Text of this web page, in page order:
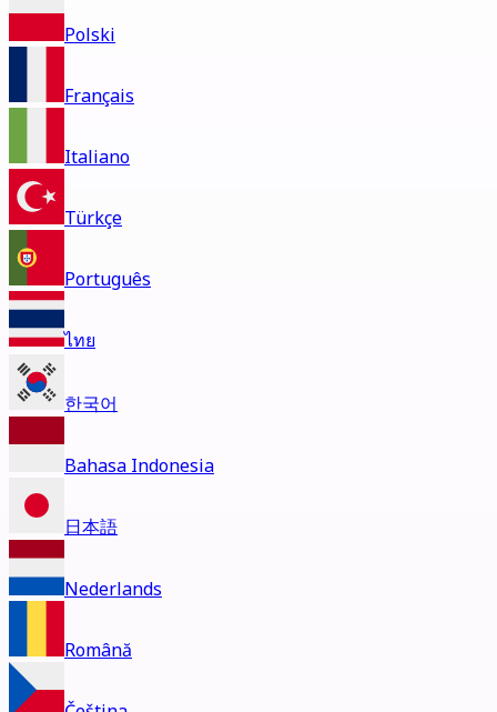
Polski
Français
Italiano
Türkçe
Português
ไทย
한국어
Bahasa Indonesia
日本語
Nederlands
Română